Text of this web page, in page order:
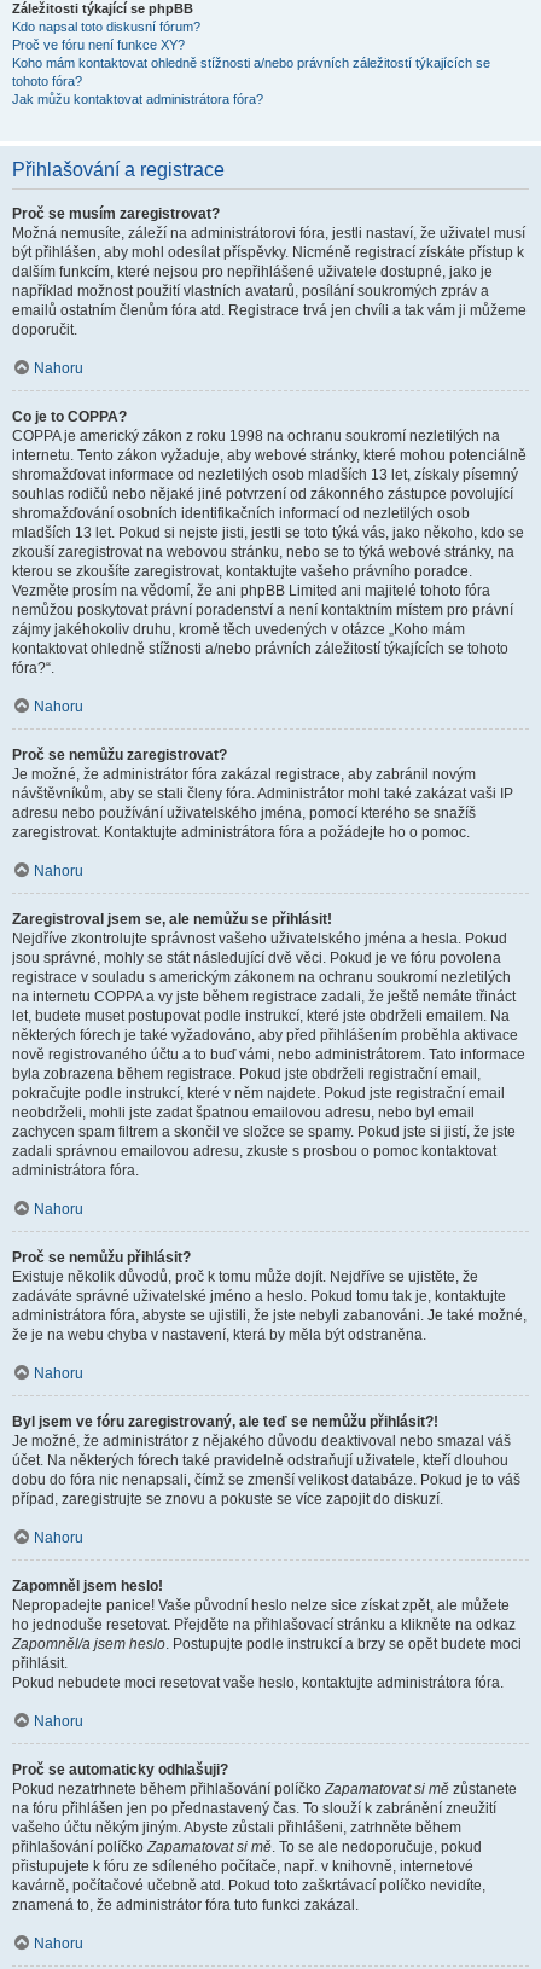
Záležitosti týkající se phpBB
Kdo napsal toto diskusní fórum?
Proč ve fóru není funkce XY?
Koho mám kontaktovat ohledně stížnosti a/nebo právních záležitostí týkajících se
tohoto fóra?
Jak můžu kontaktovat administrátora fóra?
Přihlašování a registrace
Proč se musím zaregistrovat?
Možná nemusíte, záleží na administrátorovi fóra, jestli nastaví, že uživatel musí
být přihlášen, aby mohl odesílat příspěvky. Nicméně registrací získáte přístup k
dalším funkcím, které nejsou pro nepřihlášené uživatele dostupné, jako je
například možnost použití vlastních avatarů, posílání soukromých zpráv a
emailů ostatním členům fóra atd. Registrace trvá jen chvíli a tak vám ji můžeme
doporučit.
Nahoru
Co je to COPPA?
COPPA je americký zákon z roku 1998 na ochranu soukromí nezletilých na
internetu. Tento zákon vyžaduje, aby webové stránky, které mohou potenciálně
shromažďovat informace od nezletilých osob mladších 13 let, získaly písemný
souhlas rodičů nebo nějaké jiné potvrzení od zákonného zástupce povolující
shromažďování osobních identifikačních informací od nezletilých osob
mladších 13 let. Pokud si nejste jisti, jestli se toto týká vás, jako někoho, kdo se
zkouší zaregistrovat na webovou stránku, nebo se to týká webové stránky, na
kterou se zkoušíte zaregistrovat, kontaktujte vašeho právního poradce.
Vezměte prosím na vědomí, že ani phpBB Limited ani majitelé tohoto fóra
nemůžou poskytovat právní poradenství a není kontaktním místem pro právní
zájmy jakéhokoliv druhu, kromě těch uvedených v otázce „Koho mám
kontaktovat ohledně stížnosti a/nebo právních záležitostí týkajících se tohoto
fóra?“.
Nahoru
Proč se nemůžu zaregistrovat?
Je možné, že administrátor fóra zakázal registrace, aby zabránil novým
návštěvníkům, aby se stali členy fóra. Administrátor mohl také zakázat vaši IP
adresu nebo používání uživatelského jména, pomocí kterého se snažíš
zaregistrovat. Kontaktujte administrátora fóra a požádejte ho o pomoc.
Nahoru
Zaregistroval jsem se, ale nemůžu se přihlásit!
Nejdříve zkontrolujte správnost vašeho uživatelského jména a hesla. Pokud
jsou správné, mohly se stát následující dvě věci. Pokud je ve fóru povolena
registrace v souladu s americkým zákonem na ochranu soukromí nezletilých
na internetu COPPA a vy jste během registrace zadali, že ještě nemáte třináct
let, budete muset postupovat podle instrukcí, které jste obdrželi emailem. Na
některých fórech je také vyžadováno, aby před přihlášením proběhla aktivace
nově registrovaného účtu a to buď vámi, nebo administrátorem. Tato informace
byla zobrazena během registrace. Pokud jste obdrželi registrační email,
pokračujte podle instrukcí, které v něm najdete. Pokud jste registrační email
neobdrželi, mohli jste zadat špatnou emailovou adresu, nebo byl email
zachycen spam filtrem a skončil ve složce se spamy. Pokud jste si jistí, že jste
zadali správnou emailovou adresu, zkuste s prosbou o pomoc kontaktovat
administrátora fóra.
Nahoru
Proč se nemůžu přihlásit?
Existuje několik důvodů, proč k tomu může dojít. Nejdříve se ujistěte, že
zadáváte správné uživatelské jméno a heslo. Pokud tomu tak je, kontaktujte
administrátora fóra, abyste se ujistili, že jste nebyli zabanováni. Je také možné,
že je na webu chyba v nastavení, která by měla být odstraněna.
Nahoru
Byl jsem ve fóru zaregistrovaný, ale teď se nemůžu přihlásit?!
Je možné, že administrátor z nějakého důvodu deaktivoval nebo smazal váš
účet. Na některých fórech také pravidelně odstraňují uživatele, kteří dlouhou
dobu do fóra nic nenapsali, čímž se zmenší velikost databáze. Pokud je to váš
případ, zaregistrujte se znovu a pokuste se více zapojit do diskuzí.
Nahoru
Zapomněl jsem heslo!
Nepropadejte panice! Vaše původní heslo nelze sice získat zpět, ale můžete
ho jednoduše resetovat. Přejděte na přihlašovací stránku a klikněte na odkaz
Zapomněl/a jsem heslo. Postupujte podle instrukcí a brzy se opět budete moci
přihlásit.
Pokud nebudete moci resetovat vaše heslo, kontaktujte administrátora fóra.
Nahoru
Proč se automaticky odhlašuji?
Pokud nezatrhnete během přihlašování políčkoZapamatovat si mě zůstanete
na fóru přihlášen jen po přednastavený čas. To slouží k zabránění zneužití
vašeho účtu někým jiným. Abyste zůstali přihlášeni, zatrhněte během
přihlašování políčkoZapamatovat si mě. To se ale nedoporučuje, pokud
přistupujete k fóru ze sdíleného počítače, např. v knihovně, internetové
kavárně, počítačové učebně atd. Pokud toto zaškrtávací políčko nevidíte,
znamená to, že administrátor fóra tuto funkci zakázal.
Nahoru